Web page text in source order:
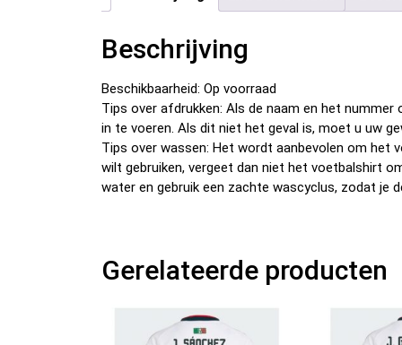
Beschrijving
Beschikbaarheid: Op voorraad
Tips over afdrukken: Als de naam en het
in te voeren. Als dit niet het geval is, moet u uw
Tips over wassen: Het wordt aanbevolen om het
wilt gebruiken, vergeet dan niet het voetbalshirt
water en gebruik een zachte wascyclus, zodat je
Gerelateerde producten